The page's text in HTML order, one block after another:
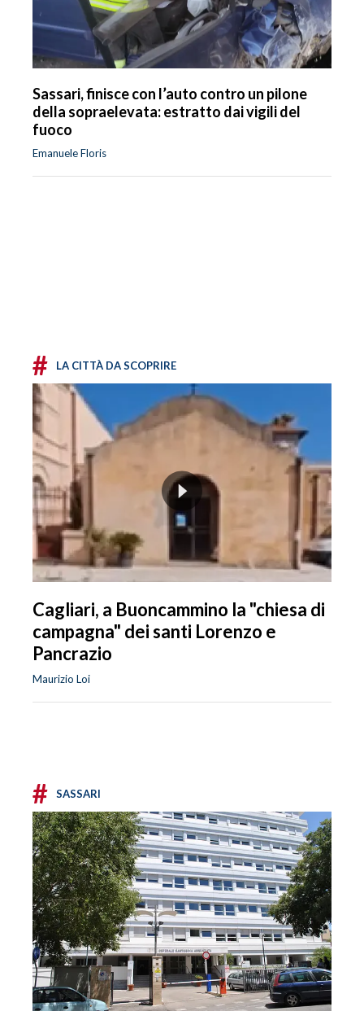
Sassari, finisce con l’auto contro un pilone
della sopraelevata: estratto dai vigili del
fuoco
Emanuele Floris
# LA CITTÀ DA SCOPRIRE
Cagliari, a Buoncammino la "chiesa di
campagna" dei santi Lorenzo e
Pancrazio
Maurizio Loi
# SASSARI